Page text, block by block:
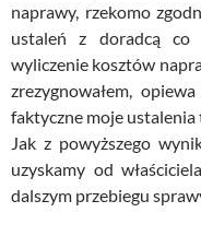
naprawy, rzekomo
ustaleń z doradcą co
wyliczenie kosztów
zrezygnowałem,
faktyczne moje
Jak z powyższego
uzyskamy od
dalszym przebiegu